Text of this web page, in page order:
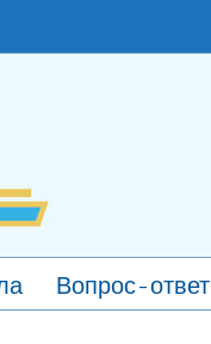
Вопрос-ответ